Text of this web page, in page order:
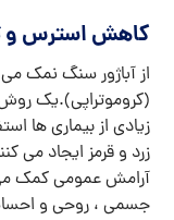
کاهش استرس و
از آباژور سنگ نمک
(کروموتراپی).یک
زیادی از بیماری ها
زرد و قرمز ایجاد می
آرامش عمومی کمک می
جسمی ، روحی و